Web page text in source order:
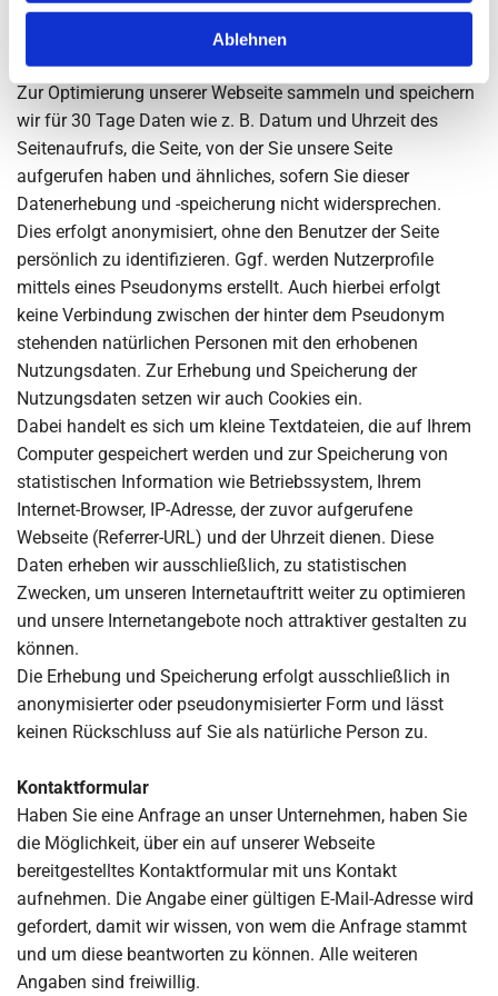
Ablehnen
Daten erfordern, überwiegen.
Erhebung und Speicherung von Nutzungsdaten
Zur Optimierung unserer Webseite sammeln und speichern
wir für 30 Tage Daten wie z. B. Datum und Uhrzeit des
Seitenaufrufs, die Seite, von der Sie unsere Seite
aufgerufen haben und ähnliches, sofern Sie dieser
Datenerhebung und -speicherung nicht widersprechen.
Dies erfolgt anonymisiert, ohne den Benutzer der Seite
persönlich zu identifizieren. Ggf. werden Nutzerprofile
mittels eines Pseudonyms erstellt. Auch hierbei erfolgt
keine Verbindung zwischen der hinter dem Pseudonym
stehenden natürlichen Personen mit den erhobenen
Nutzungsdaten. Zur Erhebung und Speicherung der
Nutzungsdaten setzen wir auch Cookies ein.
Dabei handelt es sich um kleine Textdateien, die auf Ihrem
Computer gespeichert werden und zur Speicherung von
statistischen Information wie Betriebssystem, Ihrem
Internet-Browser, IP-Adresse, der zuvor aufgerufene
Webseite (Referrer-URL) und der Uhrzeit dienen. Diese
Daten erheben wir ausschließlich, zu statistischen
Zwecken, um unseren Internetauftritt weiter zu optimieren
und unsere Internetangebote noch attraktiver gestalten zu
können.
Die Erhebung und Speicherung erfolgt ausschließlich in
anonymisierter oder pseudonymisierter Form und lässt
keinen Rückschluss auf Sie als natürliche Person zu.
Kontaktformular
Haben Sie eine Anfrage an unser Unternehmen, haben Sie
die Möglichkeit, über ein auf unserer Webseite
bereitgestelltes Kontaktformular mit uns Kontakt
aufnehmen. Die Angabe einer gültigen E-Mail-Adresse wird
gefordert, damit wir wissen, von wem die Anfrage stammt
und um diese beantworten zu können. Alle weiteren
Angaben sind freiwillig.